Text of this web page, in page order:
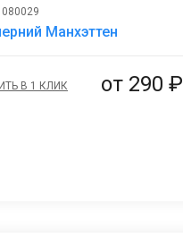
080029
Манхэттен
В 1 КЛИК от290 ₽